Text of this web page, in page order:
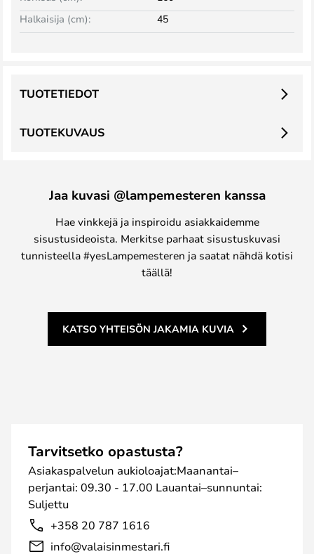
Halkaisija (cm):
45
TUOTEKUVAUS
TUOTETIEDOT
Jaa kuvasi @lampemesteren kanssa
Hae vinkkejä ja inspiroidu asiakkaidemme
sisustusideoista. Merkitse parhaat sisustuskuvasi
tunnisteella #yesLampemesteren ja saatat nähdä kotisi
täällä!
KATSO YHTEISÖN JAKAMIA KUVIA
Tarvitsetko opastusta?
Asiakaspalvelun aukioloajat:Maanantai–
perjantai: 09.30 - 17.00 Lauantai–sunnuntai:
Suljettu
+358 20 787 1616
info@valaisinmestari.fi